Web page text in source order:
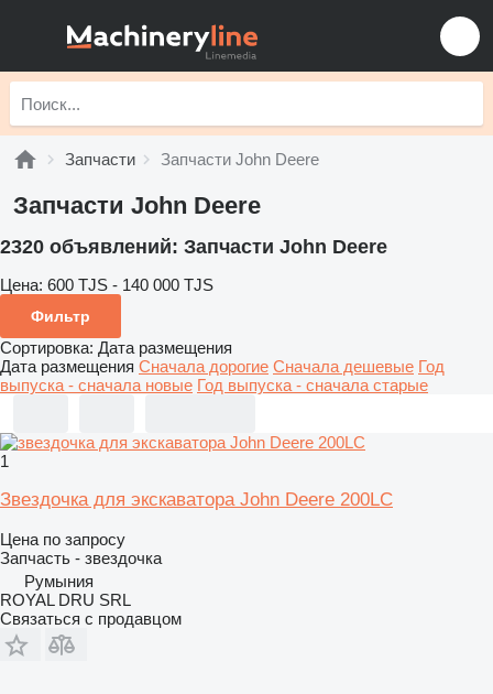
Запчасти Запчасти John Deere
Запчасти John Deere
2320 объявлений: Запчасти John Deere
Цена: 600 TJS - 140 000 TJS
Фильтр
Сортировка: Дата размещения
Дата размещения Сначала дорогие Сначала дешевые Год
выпуска - сначала новые Год выпуска - сначала старые
1
Звездочка для экскаватора John Deere 200LC
Цена по запросу
Запчасть - звездочка
Румыния
ROYAL DRU SRL
Связаться с продавцом